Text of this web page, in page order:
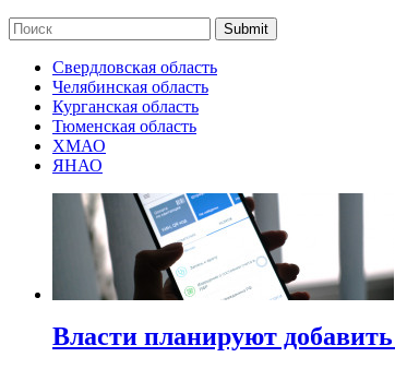
Submit
Свердловская область
Челябинская область
Курганская область
Тюменская область
ХМАО
ЯНАО
Власти планируют